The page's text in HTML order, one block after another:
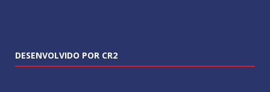
DESENVOLVIDO POR CR2